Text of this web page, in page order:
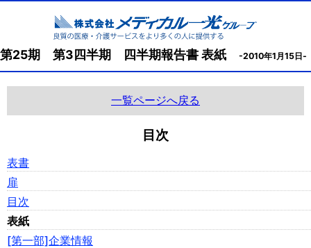
第25期 第3四半期 四半期報告書 表紙 -2010年1月15日-
一覧ページへ戻る
目次
表書
扉
目次
表紙
[第一部]企業情報